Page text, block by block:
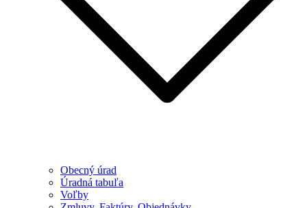
Obecný úrad
Úradná tabuľa
Voľby